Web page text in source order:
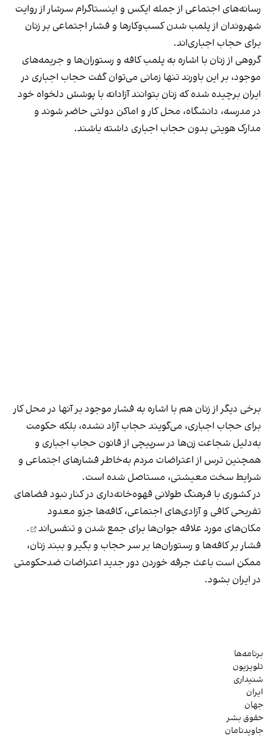
رسانه‎‌های اجتماعی از جمله ایکس و اینستاگرام سرشار از روایت
شهروندان از پلمب شدن کسب‌وکارها و فشار اجتماعی بر زنان
برای حجاب اجباری‌اند.
گروهی از زنان با اشاره به پلمب کافه و رستوران‌ها و جریمه‌های
موجود، بر این باورند تنها زمانی می‌توان گفت حجاب اجباری در
ایران برچیده شده که زنان بتوانند آزادانه با پوشش دلخواه خود
در مدرسه، دانشگاه، محل کار و اماکن دولتی حاضر شوند و
مدارک هویتی بدون حجاب اجباری داشته باشند.
برخی دیگر از زنان هم با اشاره به فشار موجود بر آنها در محل کار
برای حجاب اجباری، می‌گویند حجاب آزاد نشده، بلکه حکومت
به‌دلیل شجاعت زن‌ها در سرپیچی از قانون حجاب اجباری و
همچنین ترس از اعتراضات مردم به‌خاطر فشارهای اجتماعی و
شرایط سخت معیشتی، مستاصل شده است.
در کشوری با فرهنگ طولانی قهوه‌‌خانه‌داری در کنار نبود فضاهای
تفریحی کافی و آزادی‌های اجتماعی، کافه‌ها جزو معدود
مکان‌های مورد علاقه جوان‌ها برای جمع شدن و تنفس‌اند
.
فشار بر کافه‌ها و رستوران‌ها بر سر حجاب و بگیر و ببند زنان،
ممکن است باعث جرقه خوردن دور جدید اعتراضات ضدحکومتی
در ایران بشود.
برنامه‌ها
تلویزیون
شنیداری
ایران
جهان
حقوق بشر
جاویدنامان